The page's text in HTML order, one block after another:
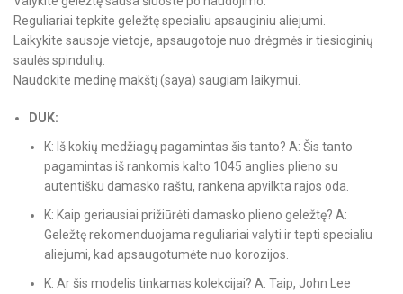
Reguliariai tepkite geležtę specialiu apsauginiu aliejumi.
Laikykite sausoje vietoje, apsaugotoje nuo drėgmės ir tiesioginių
saulės spindulių.
Naudokite medinę makštį (saya) saugiam laikymui.
DUK:
K: Iš kokių medžiagų pagamintas šis tanto? A: Šis tanto
pagamintas iš rankomis kalto 1045 anglies plieno su
autentišku damasko raštu, rankena apvilkta rajos oda.
K: Kaip geriausiai prižiūrėti damasko plieno geležtę? A:
Geležtę rekomenduojama reguliariai valyti ir tepti specialiu
aliejumi, kad apsaugotumėte nuo korozijos.
K: Ar šis modelis tinkamas kolekcijai? A: Taip, John Lee